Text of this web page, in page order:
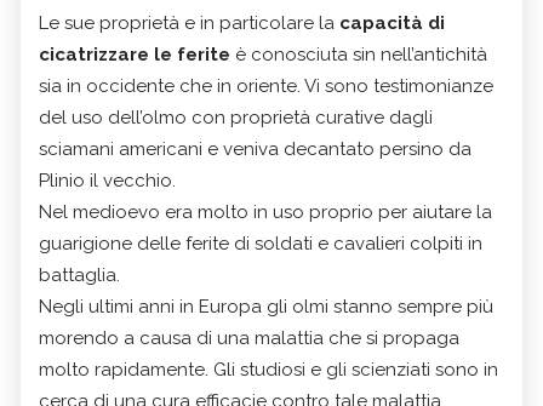
Le sue proprietà e in particolare la capacità di
cicatrizzare le ferite è conosciuta sin nell’antichità
sia in occidente che in oriente. Vi sono testimonianze
del uso dell’olmo con proprietà curative dagli
sciamani americani e veniva decantato persino da
Plinio il vecchio.
Nel medioevo era molto in uso proprio per aiutare la
guarigione delle ferite di soldati e cavalieri colpiti in
battaglia.
Negli ultimi anni in Europa gli olmi stanno sempre più
morendo a causa di una malattia che si propaga
molto rapidamente. Gli studiosi e gli scienziati sono in
cerca di una cura efficacie contro tale malattia.